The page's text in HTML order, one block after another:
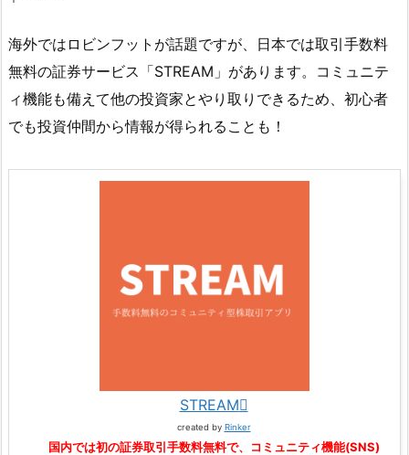
海外ではロビンフットが話題ですが、日本では取引手数料
無料の証券サービス「STREAM」があります。コミュニテ
ィ機能も備えて他の投資家とやり取りできるため、初心者
でも投資仲間から情報が得られることも！
STREAM
created by Rinker
国内では初の証券取引手数料無料で、コミュニティ機能(SNS)